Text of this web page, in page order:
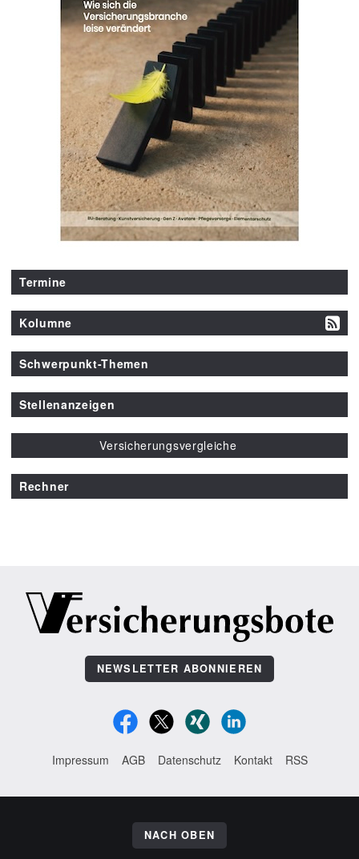
Termine
Kolumne
Schwerpunkt-Themen
Stellenanzeigen
Versicherungsvergleiche
Rechner
NEWSLETTER ABONNIEREN
Impressum AGB Datenschutz Kontakt RSS
NACH OBEN